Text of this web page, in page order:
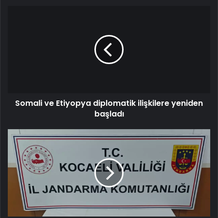
Somali ve Etiyopya diplomatik ilişkilere yeniden
başladı
Kartepe'de
36
Sikke
Ele
Geçirildi